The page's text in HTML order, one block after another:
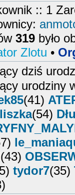
:: 1
319 było
Zlotu •
dziś
urodziny
(41)
(54)
(43)
tydor7(35)